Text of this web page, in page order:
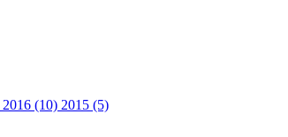
2016 (10) 2015 (5)